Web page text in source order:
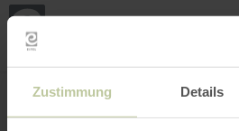
Zustimmung Details